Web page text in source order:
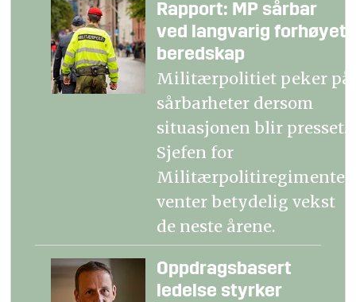
Rapport: MP sårbar
ved langvarig forhøyet
beredskap
Militærpolitiet peker på
sårbarheter dersom
situasjonen blir presset.
Sjefen for
Militærpolitiregimentet
venter betydelig vekst
de neste årene.
Oppdragsbasert
ledelse styrker